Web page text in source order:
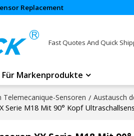
Replacement
Fast Quotes And Quick
Für Markenprodukte
Telemecanique-Sensoren / Austausch
Serie M18 Mit 90° Kopf